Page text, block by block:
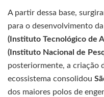
A partir dessa base,
para o desenvolvimento
(Instituto Tecnológico de
(Instituto Nacional de
posteriormente, a criação
ecossistema consolidou
dos maiores polos de